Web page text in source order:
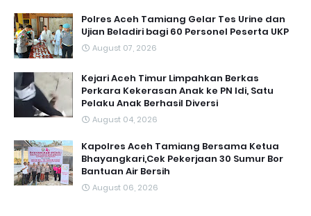
Polres Aceh Tamiang Gelar Tes Urine dan
Ujian Beladiri bagi 60 Personel Peserta UKP
August 07, 2026
Kejari Aceh Timur Limpahkan Berkas
Perkara Kekerasan Anak ke PN Idi, Satu
Pelaku Anak Berhasil Diversi
August 04, 2026
Kapolres Aceh Tamiang Bersama Ketua
Bhayangkari,Cek Pekerjaan 30 Sumur Bor
Bantuan Air Bersih
August 06, 2026